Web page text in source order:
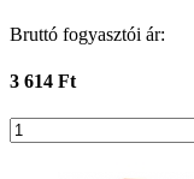
Bruttó fogyasztói ár:
3 614 Ft